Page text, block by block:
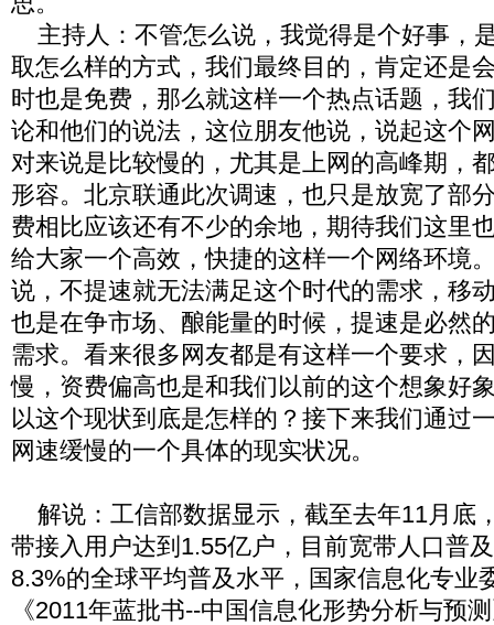
主持人：不管怎么说，我觉得是个好事，
取怎么样的方式，我们最终目的，肯定还是
时也是免费，那么就这样一个热点话题，我
论和他们的说法，这位朋友他说，说起这个
对来说是比较慢的，尤其是上网的高峰期，
形容。北京联通此次调速，也只是放宽了部
费相比应该还有不少的余地，期待我们这里
给大家一个高效，快捷的这样一个网络环境
说，不提速就无法满足这个时代的需求，移
也是在争市场、酿能量的时候，提速是必然
需求。看来很多网友都是有这样一个要求，
慢，资费偏高也是和我们以前的这个想象好
以这个现状到底是怎样的？接下来我们通过
网速缓慢的一个具体的现实状况。
解说：工信部数据显示，截至去年11月底
带接入用户达到1.55亿户，目前宽带人口普
8.3%的全球平均普及水平，国家信息化专业
《2011年蓝批书--中国信息化形势分析与预